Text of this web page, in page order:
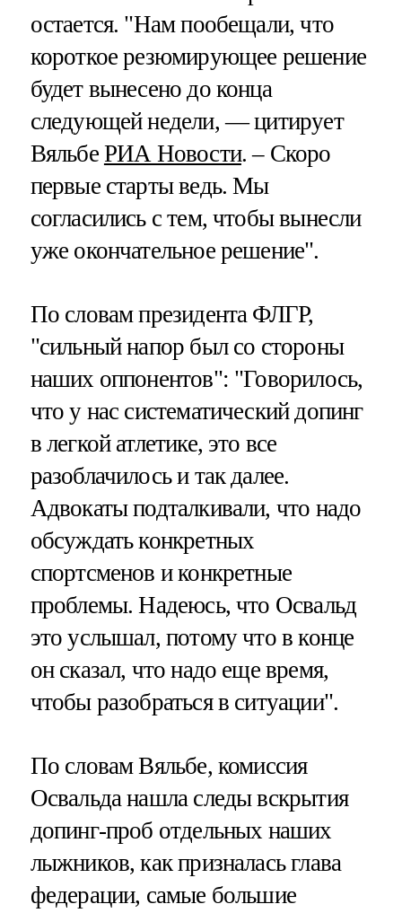
остается. "Нам пообещали, что
короткое резюмирующее решение
будет вынесено до конца
следующей недели, — цитирует
Вяльбе РИА Новости. – Скоро
первые старты ведь. Мы
согласились с тем, чтобы вынесли
уже окончательное решение".
По словам президента ФЛГР,
"сильный напор был со стороны
наших оппонентов": "Говорилось,
что у нас систематический допинг
в легкой атлетике, это все
разоблачилось и так далее.
Адвокаты подталкивали, что надо
обсуждать конкретных
спортсменов и конкретные
проблемы. Надеюсь, что Освальд
это услышал, потому что в конце
он сказал, что надо еще время,
чтобы разобраться в ситуации".
По словам Вяльбе, комиссия
Освальда нашла следы вскрытия
допинг-проб отдельных наших
лыжников, как призналась глава
федерации, самые большие